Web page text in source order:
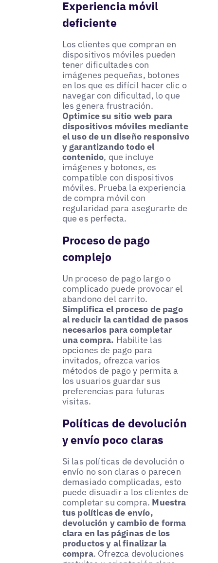
Experiencia móvil
deficiente
Los clientes que compran en
dispositivos móviles pueden
tener dificultades con
imágenes pequeñas, botones
en los que es difícil hacer clic o
navegar con dificultad, lo que
les genera frustración.
Optimice su sitio web para
dispositivos móviles mediante
el uso de un diseño responsivo
y garantizando todo el
contenido, que incluye
imágenes y botones, es
compatible con dispositivos
móviles. Prueba la experiencia
de compra móvil con
regularidad para asegurarte de
que es perfecta.
Proceso de pago
complejo
Un proceso de pago largo o
complicado puede provocar el
abandono del carrito.
Simplifica el proceso de pago
al reducir la cantidad de pasos
necesarios para completar
una compra. Habilite las
opciones de pago para
invitados, ofrezca varios
métodos de pago y permita a
los usuarios guardar sus
preferencias para futuras
visitas.
Políticas de devolución
y envío poco claras
Si las políticas de devolución o
envío no son claras o parecen
demasiado complicadas, esto
puede disuadir a los clientes de
completar su compra. Muestra
tus políticas de envío,
devolución y cambio de forma
clara en las páginas de los
productos y al finalizar la
compra. Ofrezca devoluciones